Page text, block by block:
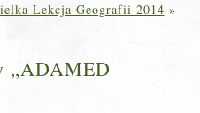
Lekcja Geografii 2014 »
„ADAMED